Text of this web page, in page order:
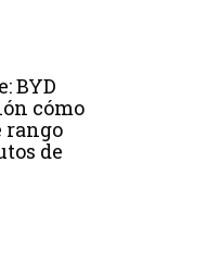
BYD
cómo
rango
de